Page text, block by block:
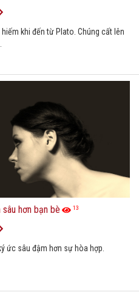
khi đến từ Plato. Chúng cất lên
hơn bạn bè 13
ức sâu đậm hơn sự hòa hợp.